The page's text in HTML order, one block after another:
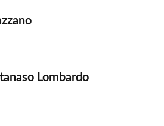
Lombardo